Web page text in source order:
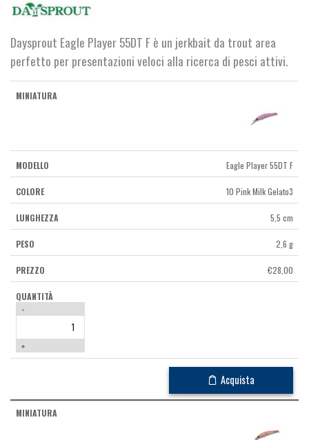
Daysprout Eagle Player 55DT F è un jerkbait da trout area
perfetto per presentazioni veloci alla ricerca di pesci attivi.
Eagle Player 55DT F
10 Pink Milk Gelato3
5,5 cm
2,6 g
€28,00
-
+
Acquista